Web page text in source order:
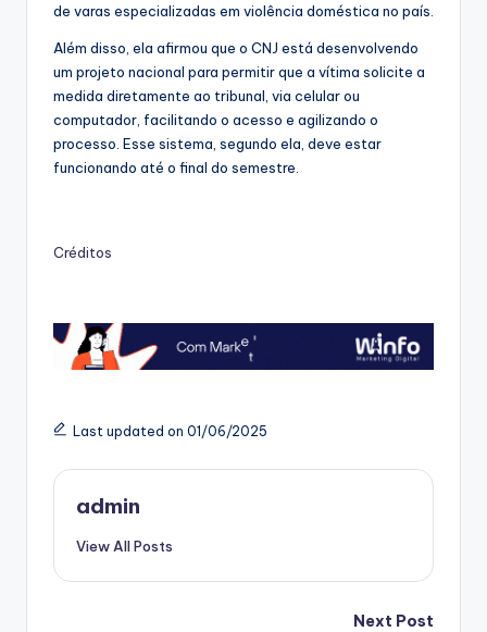
de varas especializadas em violência doméstica no país.
Além disso, ela afirmou que o CNJ está desenvolvendo
um projeto nacional para permitir que a vítima solicite a
medida diretamente ao tribunal, via celular ou
computador, facilitando o acesso e agilizando o
processo. Esse sistema, segundo ela, deve estar
funcionando até o final do semestre.
Créditos
Last updated on 01/06/2025
admin
View All Posts
Next Post